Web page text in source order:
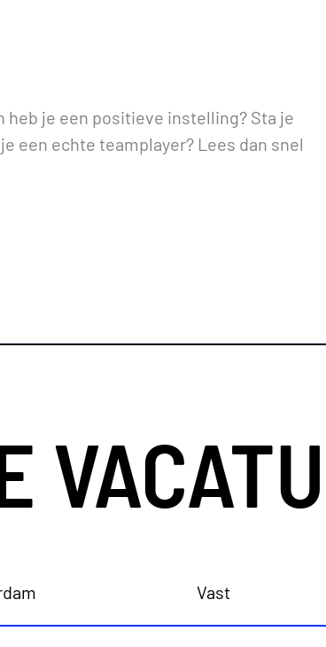
heb je een positieve instelling? Sta je
een echte teamplayer? Lees dan snel
Ze bestaan uit ruim 100
institutionele beleggers,
en verenigingen van eigenaren.
Vast